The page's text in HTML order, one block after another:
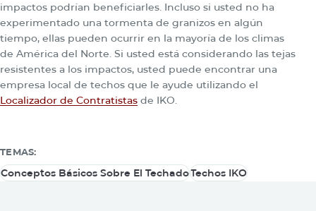
impactos podrían beneficiarles. Incluso si usted no ha
experimentado una tormenta de granizos en algún
tiempo, ellas pueden ocurrir en la mayoría de los climas
de América del Norte. Si usted está considerando las tejas
resistentes a los impactos, usted puede encontrar una
empresa local de techos que le ayude utilizando el
Localizador de Contratistas de IKO.
TEMAS:
Conceptos Básicos Sobre El TechadoTechos IKO